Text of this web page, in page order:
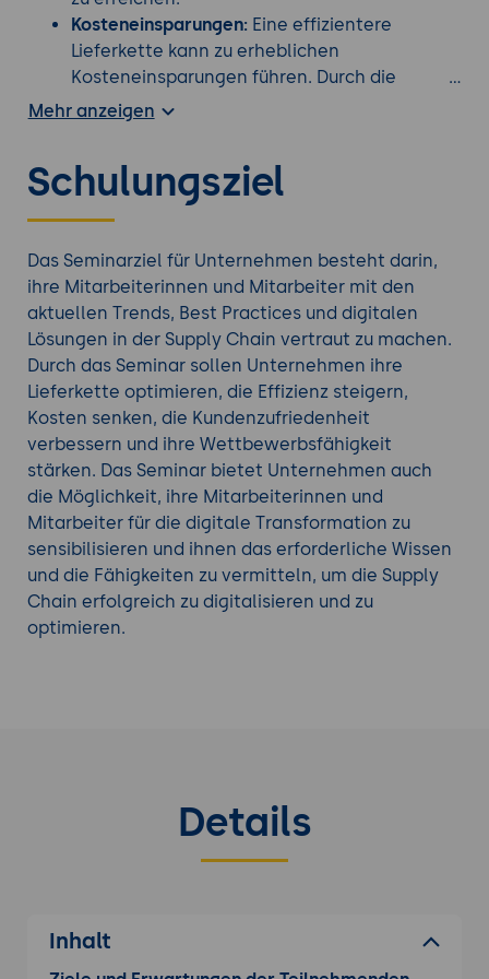
Kosteneinsparungen: Eine effizientere
Lieferkette kann zu erheblichen
Kosteneinsparungen führen. Durch die
Reduzierung von Beständen, die Optimierung
Unternehmen ihre Betriebskosten senken und
ihre Rentabilität steigern.
Supply Chain ermöglicht es Unternehmen,
die Lieferfähigkeit und Reaktionsfähigkeit zu
verbessern. Kunden erhalten ihre
Bestellungen schneller und zuverlässiger,
was zu einer höheren Kundenzufriedenheit
und einer stärkeren Kundenbindung führt.
Bessere Planung und Nachfragevorhersage:
Durch die Integration von Datenanalysen und
fortschrittlichen Planungstools können
Unternehmen ihre Nachfragevorhersage
verbessern und eine genauere Planung
durchführen. Dies ermöglicht eine bessere
Bestandsverwaltung, eine Reduzierung von
Engpässen und eine effektivere
Ressourcenallokation.
kann zu einer besseren Qualität,
termingerechten Lieferungen und reduzierten
Risiken sowie die Implementierung
geeigneter Risikomanagementstrategien
Mehr anzeigen
Schulungsziel
Das Seminarziel für Unternehmen besteht darin,
ihre Mitarbeiterinnen und Mitarbeiter mit den
aktuellen Trends, Best Practices und digitalen
Lösungen in der Supply Chain vertraut zu machen.
Durch das Seminar sollen Unternehmen ihre
Lieferkette optimieren, die Effizienz steigern,
Kosten senken, die Kundenzufriedenheit
verbessern und ihre Wettbewerbsfähigkeit
stärken. Das Seminar bietet Unternehmen auch
die Möglichkeit, ihre Mitarbeiterinnen und
Mitarbeiter für die digitale Transformation zu
sensibilisieren und ihnen das erforderliche Wissen
und die Fähigkeiten zu vermitteln, um die Supply
Chain erfolgreich zu digitalisieren und zu
optimieren.
Details
Inhalt